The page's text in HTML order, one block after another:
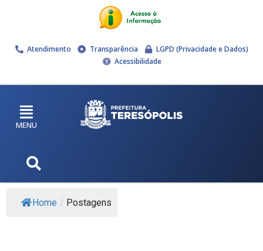
Atendimento Transparência
LGPD (Privacidade e Dados)
Acessibilidade
MENU
Home / Postagens